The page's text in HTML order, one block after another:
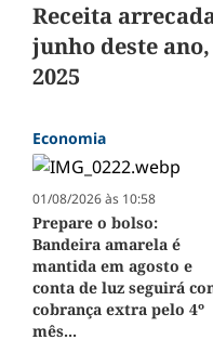
Receita
junho deste
2025
Economia
01/08/2026 às 10:58
Prepare o bolso:
Bandeira amarela é
mantida em agosto e
conta de luz seguirá
cobrança extra pelo 4º
mês...